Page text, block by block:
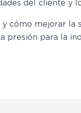
del cliente y
cómo mejorar la
presión para la